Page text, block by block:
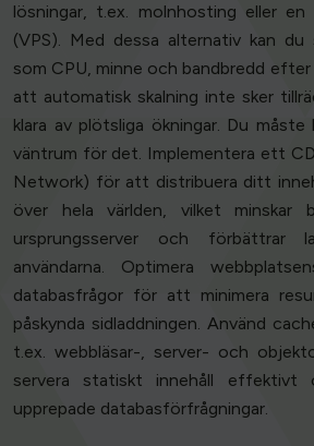
lösningar, t.ex. molnhosting eller
(VPS). Med dessa alternativ kan du
som CPU, minne och bandbredd
att automatisk skalning inte sker
klara av plötsliga ökningar. Du
väntrum för det. Implementera ett
Network) för att distribuera ditt
över hela världen, vilket minskar
ursprungsserver och förbättrar
användarna. Optimera
databasfrågor för att minimera
påskynda sidladdningen. Använd
t.ex. webbläsar-, server- och
servera statiskt innehåll effektivt
upprepade databasförfrågningar.